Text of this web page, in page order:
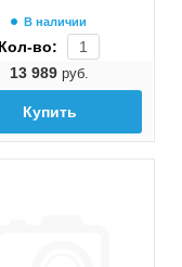
В наличии
Кол-во:
13 989руб.
Купить